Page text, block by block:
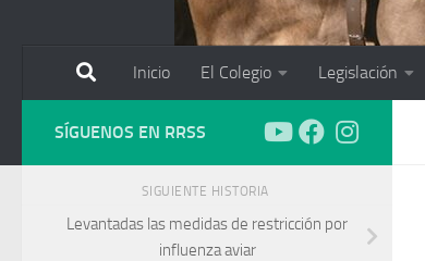
Inicio El Colegio Legislación
SÍGUENOS EN RRSS
SIGUIENTE HISTORIA
Levantadas las medidas de restricción por
influenza aviar